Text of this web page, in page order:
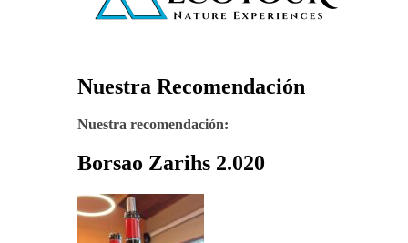
Nuestra Recomendación
Nuestra recomendación:
Borsao Zarihs 2.020